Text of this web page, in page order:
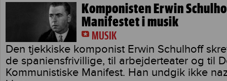
Komponisten Erwin
Manifestet i musik
MUSIK
Den tjekkiske komponist Erwin Schulhoff
de spaniensfrivillige, til arbejderteater og til
Kommunistiske Manifest. Han undgik ikke